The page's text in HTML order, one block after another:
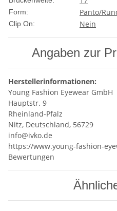
Form: Panto/
Clip On: Nein
Angaben zur
Herstellerinformationen:
Young Fashion Eyewear GmbH
Hauptstr. 9
Rheinland-Pfalz
Nitz, Deutschland, 56729
info@ivko.de
https://www.young-fashion-
Bewertungen